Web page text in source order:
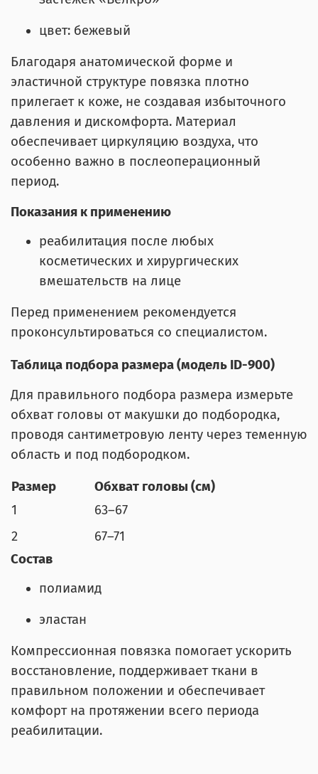
цвет: бежевый
Благодаря анатомической форме и
эластичной структуре повязка плотно
прилегает к коже, не создавая избыточного
давления и дискомфорта. Материал
обеспечивает циркуляцию воздуха, что
особенно важно в послеоперационный
период.
Показания к применению
реабилитация после любых
косметических и хирургических
вмешательств на лице
Перед применением рекомендуется
проконсультироваться со специалистом.
Таблица подбора размера (модель ID-900)
Для правильного подбора размера измерьте
обхват головы от макушки до подбородка,
проводя сантиметровую ленту через теменную
область и под подбородком.
Размер
Обхват головы (см)
1
63–67
2
67–71
Состав
полиамид
эластан
Компрессионная повязка помогает ускорить
восстановление, поддерживает ткани в
правильном положении и обеспечивает
комфорт на протяжении всего периода
реабилитации.